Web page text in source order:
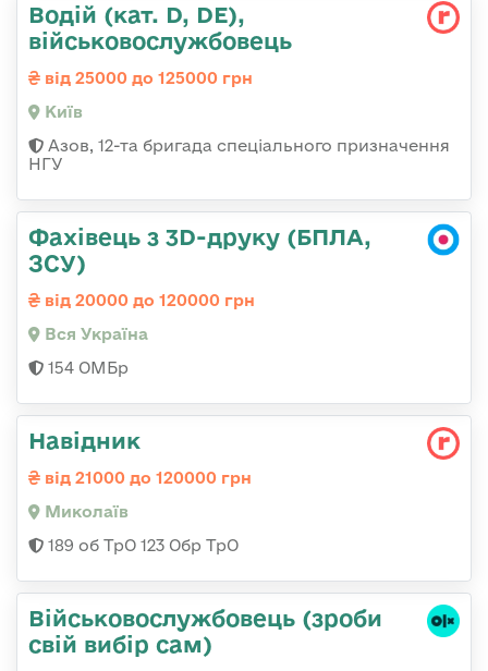
Водій (кат. D, DE),
військовослужбовець
від 25000 до 125000 грн
Київ
Азов, 12-та бригада спеціального призначення
НГУ
Фахівець з 3D-друку (БПЛА,
ЗСУ)
від 20000 до 120000 грн
Вся Україна
154 ОМБр
Навідник
від 21000 до 120000 грн
Миколаїв
189 об ТрО 123 Обр ТрО
Військовослужбовець (зроби
свій вибір сам)